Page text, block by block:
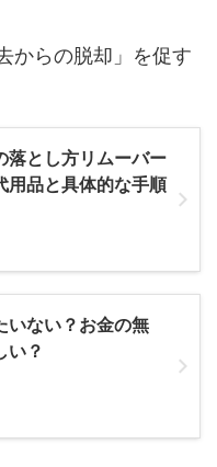
からの脱却」を促す
落とし方リムーバー
用品と具体的な手順
いない？お金の無
い？